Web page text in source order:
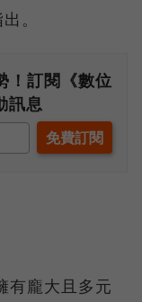
。
！訂閱《數位
訊息
有龐大且多元